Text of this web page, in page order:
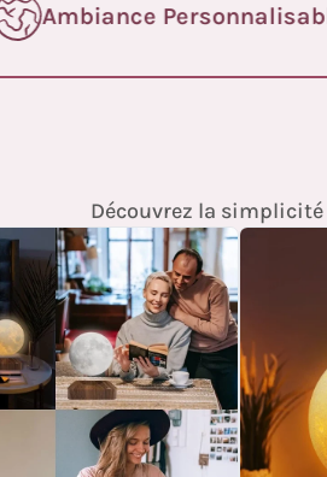
Ambiance Personnalisable
Découvrez la